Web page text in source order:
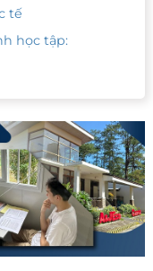
tế
học tập: